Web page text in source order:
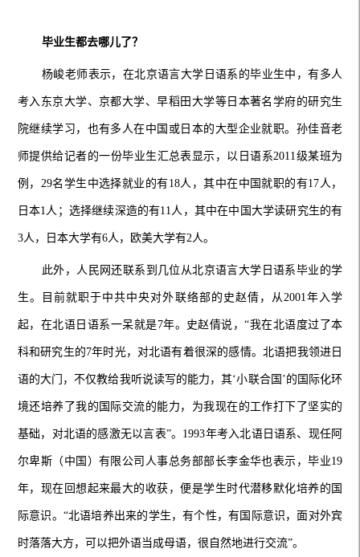
毕业生都去哪儿了？
杨峻老师表示，在北京语言大学日语系的毕业生中，有多人
考入东京大学、京都大学、早稻田大学等日本著名学府的研究生
院继续学习，也有多人在中国或日本的大型企业就职。孙佳音老
师提供给记者的一份毕业生汇总表显示，以日语系2011级某班为
例，29名学生中选择就业的有18人，其中在中国就职的有17人，
日本1人；选择继续深造的有11人，其中在中国大学读研究生的有
3人，日本大学有6人，欧美大学有2人。
此外，人民网还联系到几位从北京语言大学日语系毕业的学
生。目前就职于中共中央对外联络部的史赵倩，从2001年入学
起，在北语日语系一呆就是7年。史赵倩说，“我在北语度过了本
科和研究生的7年时光，对北语有着很深的感情。北语把我领进日
语的大门，不仅教给我听说读写的能力，其‘小联合国’的国际化环
境还培养了我的国际交流的能力，为我现在的工作打下了坚实的
基础，对北语的感激无以言表”。1993年考入北语日语系、现任阿
尔卑斯（中国）有限公司人事总务部部长李金华也表示，毕业19
年，现在回想起来最大的收获，便是学生时代潜移默化培养的国
际意识。“北语培养出来的学生，有个性，有国际意识，面对外宾
时落落大方，可以把外语当成母语，很自然地进行交流”。